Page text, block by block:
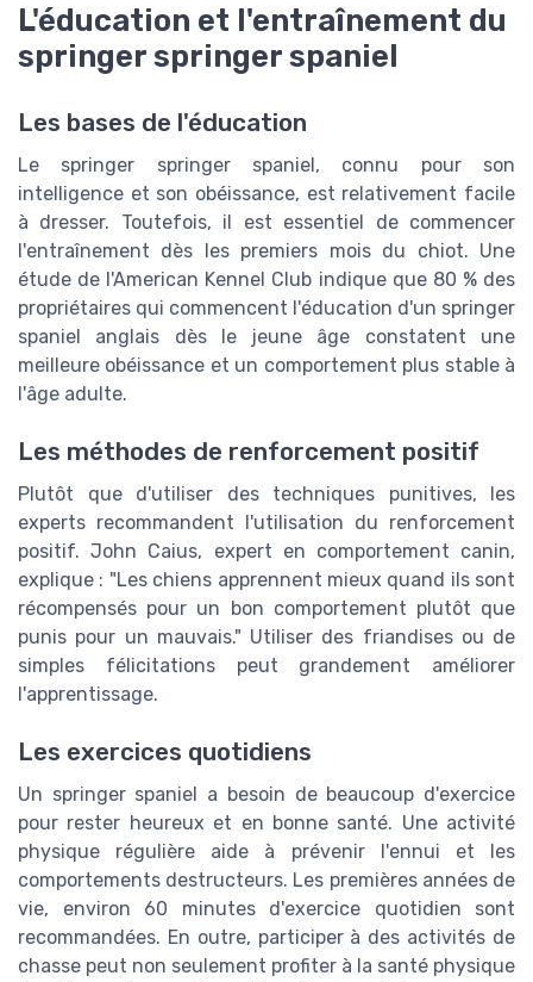
L'éducation et l'entraînement du
springer springer spaniel
Les bases de l'éducation
Le springer springer spaniel, connu pour son
intelligence et son obéissance, est relativement facile
à dresser. Toutefois, il est essentiel de commencer
l'entraînement dès les premiers mois du chiot. Une
étude de l'American Kennel Club indique que 80 % des
propriétaires qui commencent l'éducation d'un springer
spaniel anglais dès le jeune âge constatent une
meilleure obéissance et un comportement plus stable à
l'âge adulte.
Les méthodes de renforcement positif
Plutôt que d'utiliser des techniques punitives, les
experts recommandent l'utilisation du renforcement
positif. John Caius, expert en comportement canin,
explique : "Les chiens apprennent mieux quand ils sont
récompensés pour un bon comportement plutôt que
punis pour un mauvais." Utiliser des friandises ou de
simples félicitations peut grandement améliorer
l'apprentissage.
Les exercices quotidiens
Un springer spaniel a besoin de beaucoup d'exercice
pour rester heureux et en bonne santé. Une activité
physique régulière aide à prévenir l'ennui et les
comportements destructeurs. Les premières années de
vie, environ 60 minutes d'exercice quotidien sont
recommandées. En outre, participer à des activités de
chasse peut non seulement profiter à la santé physique